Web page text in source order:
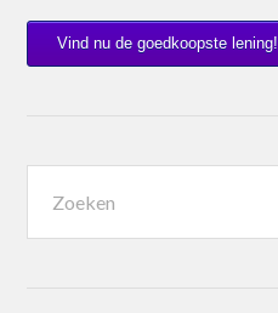
Vind nu de goedkoopste lening!